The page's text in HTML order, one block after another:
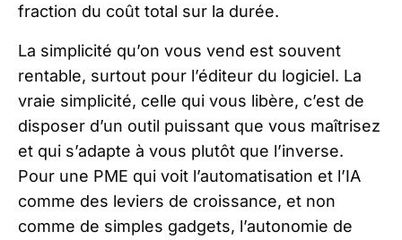
fraction du coût total sur la durée.
La simplicité qu’on vous vend est souvent
rentable, surtout pour l’éditeur du logiciel. La
vraie simplicité, celle qui vous libère, c’est de
disposer d’un outil puissant que vous maîtrisez
et qui s’adapte à vous plutôt que l’inverse.
Pour une PME qui voit l’automatisation et l’IA
comme des leviers de croissance, et non
comme de simples gadgets, l’autonomie de